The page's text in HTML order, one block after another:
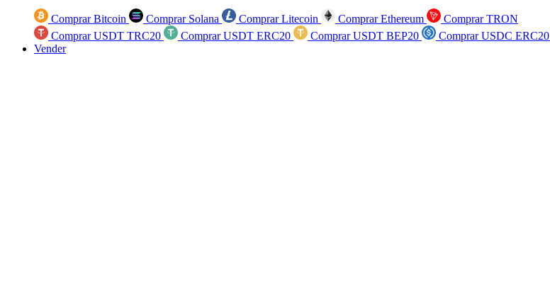
Comprar Bitcoin Comprar Solana Comprar Litecoin Comprar Ethereum
Comprar TRON
Comprar USDT TRC20
Comprar USDT ERC20 Comprar USDT BEP20 Comprar USDC ERC20
Vender